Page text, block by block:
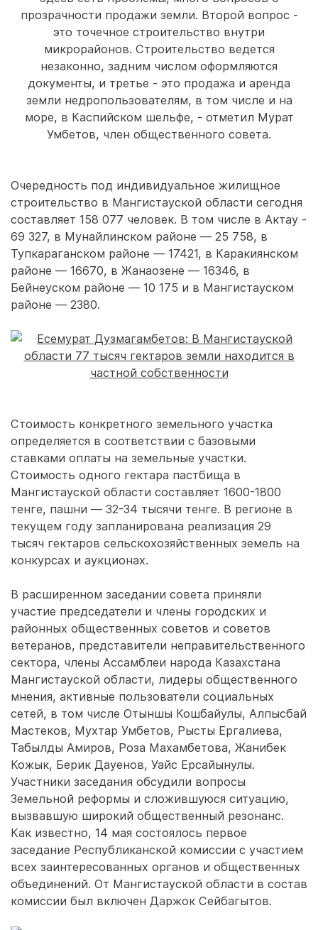
прозрачности продажи земли. Второй вопрос -
это точечное строительство внутри
микрорайонов. Строительство ведется
незаконно, задним числом оформляются
документы, и третье - это продажа и аренда
земли недропользователям, в том числе и на
море, в Каспийском шельфе, - отметил Мурат
Умбетов, член общественного совета.
Очередность под индивидуальное жилищное
строительство в Мангистауской области сегодня
составляет 158 077 человек. В том числе в Актау -
69 327, в Мунайлинском районе — 25 758, в
Тупкараганском районе — 17421, в Каракиянском
районе — 16670, в Жанаозене — 16346, в
Бейнеуском районе — 10 175 и в Мангистауском
районе — 2380.
Стоимость конкретного земельного участка
определяется в соответствии с базовыми
ставками оплаты на земельные участки.
Стоимость одного гектара пастбища в
Мангистауской области составляет 1600-1800
тенге, пашни — 32-34 тысячи тенге. В регионе в
текущем году запланирована реализация 29
тысяч гектаров сельскохозяйственных земель на
конкурсах и аукционах.
В расширенном заседании совета приняли
участие председатели и члены городских и
районных общественных советов и советов
ветеранов, представители неправительственного
сектора, члены Ассамблеи народа Казахстана
Мангистауской области, лидеры общественного
мнения, активные пользователи социальных
сетей, в том числе Отыншы Кошбайулы, Алпысбай
Мастеков, Мухтар Умбетов, Рысты Ергалиева,
Табылды Амиров, Роза Махамбетова, Жанибек
Кожык, Берик Дауенов, Уайс Ерсайынулы.
Участники заседания обсудили вопросы
Земельной реформы и сложившуюся ситуацию,
вызвавшую широкий общественный резонанс.
Как известно, 14 мая состоялось первое
заседание Республиканской комиссии с участием
всех заинтересованных органов и общественных
объединений. От Мангистауской области в состав
комиссии был включен Даржок Сейбагытов.